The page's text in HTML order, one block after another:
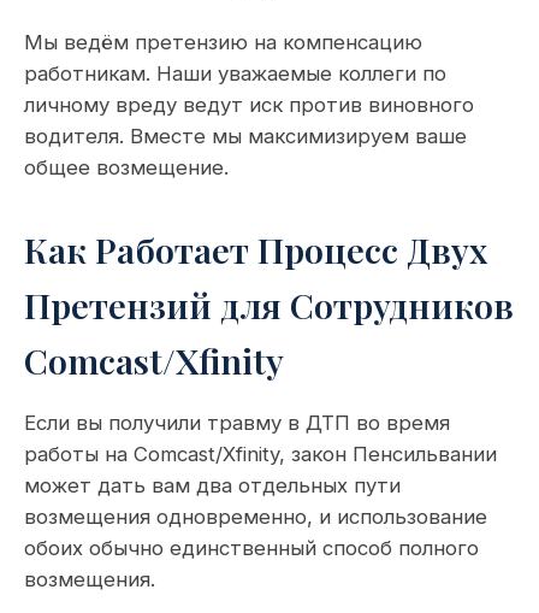
Мы ведём претензию на компенсацию
работникам. Наши уважаемые коллеги по
личному вреду ведут иск против виновного
водителя. Вместе мы максимизируем ваше
общее возмещение.
Как Работает Процесс Двух
Претензий для Сотрудников
Comcast/Xfinity
Если вы получили травму в ДТП во время
работы на Comcast/Xfinity, закон Пенсильвании
может дать вам два отдельных пути
возмещения одновременно, и использование
обоих обычно единственный способ полного
возмещения.